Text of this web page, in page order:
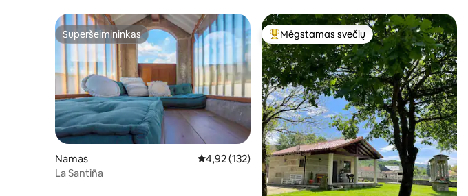
Superšeimininkas
Superšeimininkas
Namas Vidutinis įvertinimas: 4,92 iš 5, atsiliepimų: 132
4,92 (132)
La Santiña
Svečių mėgstamiausias
Mėgstamas svečių